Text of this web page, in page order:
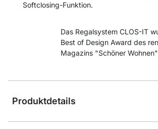
Softclosing-Funktion.
Das Regalsystem CLOS-IT
Best of Design Award des
Magazins "Schöner
Produktdetails